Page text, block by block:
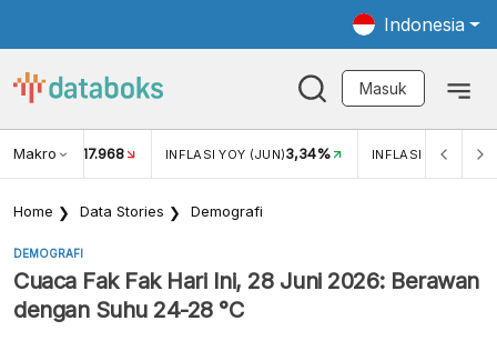
Indonesia
Masuk
Makro
USD/IDR 17.968 INFLASI YOY (JUN)3,34% INFLASI MOM
Home Data Stories Demografi
DEMOGRAFI
Cuaca Fak Fak Hari Ini, 28 Juni 2026: Berawan
dengan Suhu 24-28 °C